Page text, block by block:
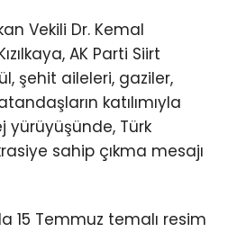
Vekili Dr. Kemal
AK Parti Siirt
şehit aileleri, gaziler,
katılımıyla
yürüyüşünde, Türk
sahip çıkma mesajı
15 Temmuz temalı resim